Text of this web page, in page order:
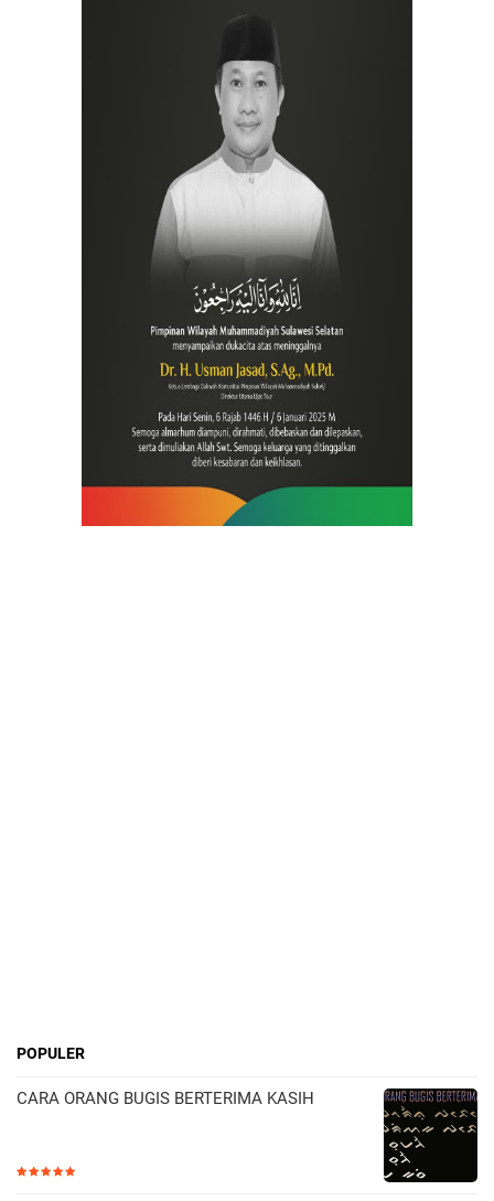
POPULER
CARA ORANG BUGIS BERTERIMA KASIH